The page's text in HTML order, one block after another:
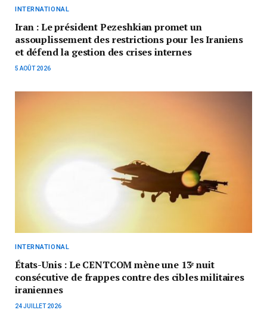
INTERNATIONAL
Iran : Le président Pezeshkian promet un
assouplissement des restrictions pour les Iraniens
et défend la gestion des crises internes
5 AOÛT 2026
INTERNATIONAL
États-Unis : Le CENTCOM mène une 13ᵉ nuit
consécutive de frappes contre des cibles militaires
iraniennes
24 JUILLET 2026